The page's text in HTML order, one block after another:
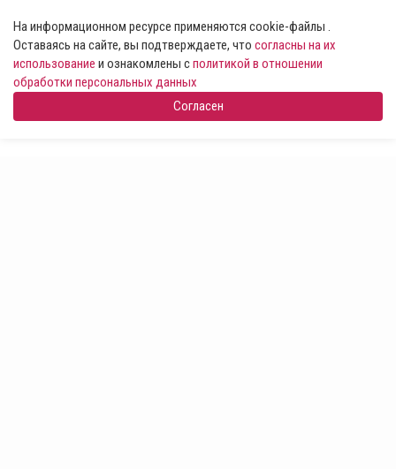
На информационном ресурсе применяются cookie-файлы .
Оставаясь на сайте, вы подтверждаете, что согласны на их
использование и ознакомлены сполитикой в отношении
обработки персональных данных
Согласен